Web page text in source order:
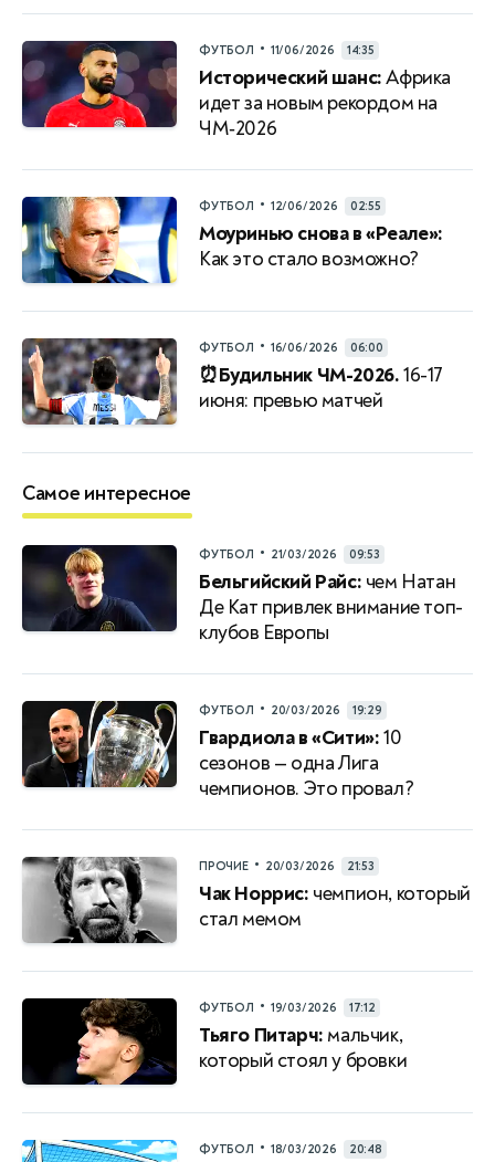
ФУТБОЛ • 11/06/2026 14:35
Исторический шанс:Африка
идет за новым рекордом на
ЧМ‑2026
ФУТБОЛ • 12/06/2026 02:55
Моуринью снова в «Реале»:
Как это стало возможно?
ФУТБОЛ • 16/06/2026 06:00
⏰Будильник ЧМ-2026.16-17
июня: превью матчей
Самое интересное
ФУТБОЛ • 21/03/2026 09:53
Бельгийский Райс: чем Натан
Де Кат привлек внимание топ-
клубов Европы
ФУТБОЛ • 20/03/2026 19:29
Гвардиола в «Сити»:10
сезонов — одна Лига
чемпионов. Это провал?
ПРОЧИЕ • 20/03/2026 21:53
Чак Норрис: чемпион, который
стал мемом
ФУТБОЛ • 19/03/2026 17:12
Тьяго Питарч: мальчик,
который стоял у бровки
ФУТБОЛ • 18/03/2026 20:48